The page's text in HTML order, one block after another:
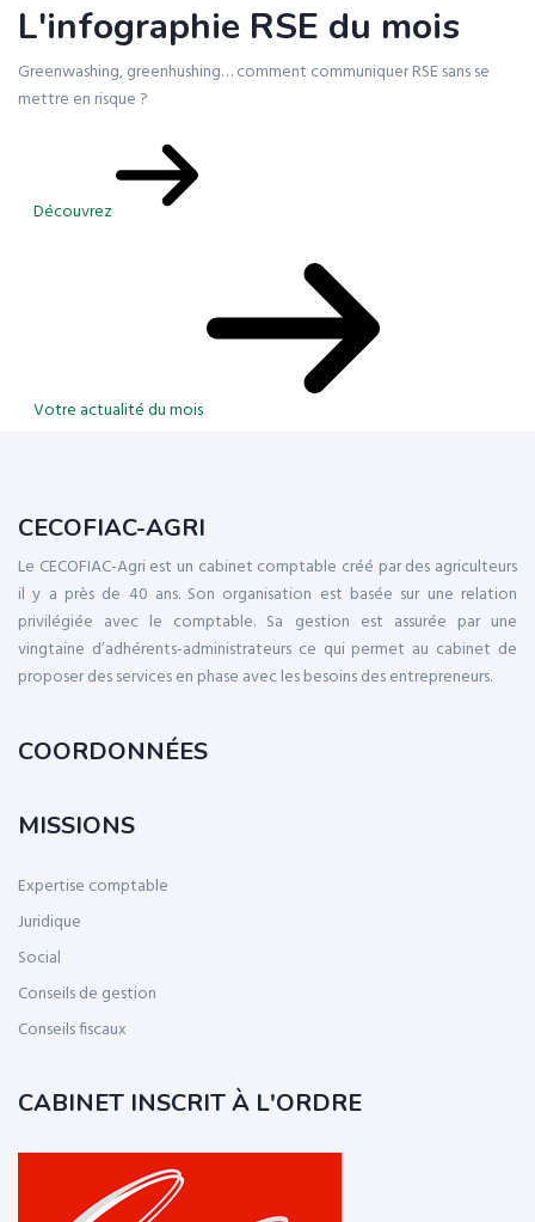
L'infographie RSE du mois
Greenwashing, greenhushing… comment communiquer RSE sans se
mettre en risque ?
Découvrez
Votre actualité du mois
CECOFIAC-AGRI
Le CECOFIAC-Agri est un cabinet comptable créé par des agriculteurs
il y a près de 40 ans. Son organisation est basée sur une relation
privilégiée avec le comptable. Sa gestion est assurée par une
vingtaine d’adhérents-administrateurs ce qui permet au cabinet de
proposer des services en phase avec les besoins des entrepreneurs.
COORDONNÉES
MISSIONS
Expertise comptable
Juridique
Social
Conseils de gestion
Conseils fiscaux
CABINET INSCRIT À L'ORDRE